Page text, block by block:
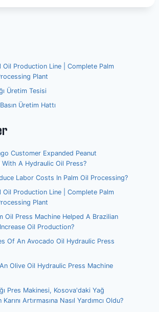
Oil Production Line | Complete Palm
Plant
Üretim Tesisi
Basın Üretim Hattı
Customer Expanded Peanut
With A Hydraulic Oil Press?
Labor Costs In Palm Oil Processing?
Oil Production Line | Complete Palm
Plant
Oil Press Machine Helped A Brazilian
Oil Production?
Of An Avocado Oil Hydraulic Press
Olive Oil Hydraulic Press Machine
Pres Makinesi, Kosova'daki Yağ
Artırmasına Nasıl Yardımcı Oldu?